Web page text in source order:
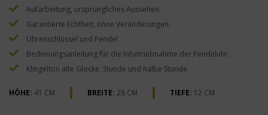
Aufarbeitung, ursprüngliches Aussehen.
Garantierte Echtheit, ohne Veränderungen.
Uhrenschlüssel und Pendel
Bedienungsanleitung für die Inbetriebnahme der Pendeluhr.
Klingelton alte Glocke. Stunde und halbe Stunde.
HÖHE: 41 CM BREITE: 28 CM TIEFE: 12 CM